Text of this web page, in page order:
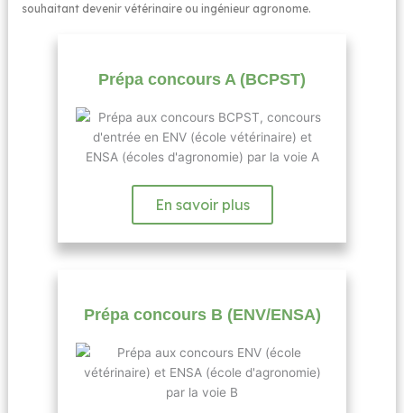
souhaitant devenir vétérinaire ou ingénieur agronome.
Prépa concours A (BCPST)
En savoir plus
Prépa concours B (ENV/ENSA)